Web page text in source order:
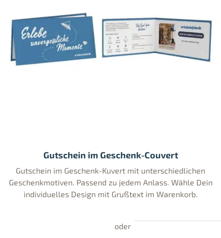
Gutschein im Geschenk-Couvert
Gutschein im Geschenk-Kuvert mit unterschiedlichen
Geschenkmotiven. Passend zu jedem Anlass. Wähle Dein
individuelles Design mit Grußtext im Warenkorb.